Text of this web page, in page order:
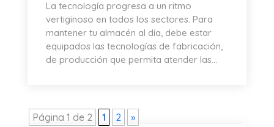
La tecnología progresa a un ritmo
vertiginoso en todos los sectores. Para
mantener tu almacén al día, debe estar
equipados las tecnologías de fabricación,
de producción que permita atender las...
Página 1 de 2 1 2 »